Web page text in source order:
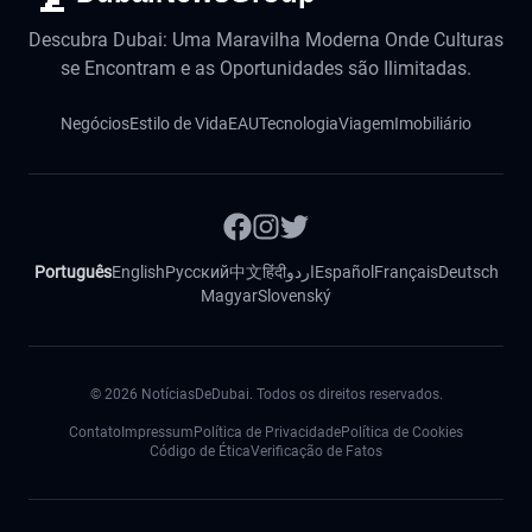
Descubra Dubai: Uma Maravilha Moderna Onde Culturas
se Encontram e as Oportunidades são Ilimitadas.
NegóciosEstilo de VidaEAUTecnologiaViagemImobiliário
PortuguêsEnglishРусский中文हिंदीاردوEspañol FrançaisDeutsch
MagyarSlovenský
© 2026 NotíciasDeDubai. Todos os direitos reservados.
Contato Impressum Política de PrivacidadePolítica de Cookies
Código de ÉticaVerificação de Fatos